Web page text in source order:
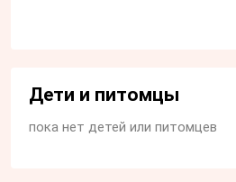
Дети и питомцы
пока нет детей или питомцев